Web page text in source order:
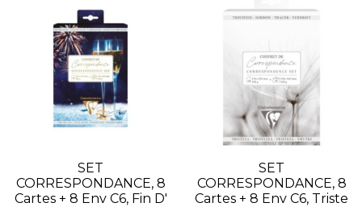
SET
CORRESPONDANCE, 8
Cartes + 8 Env C6, Fin D'
SET
CORRESPONDANCE, 8
Cartes + 8 Env C6, Triste